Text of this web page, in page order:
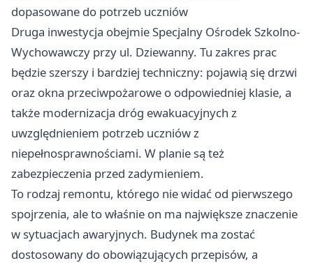
dopasowane do potrzeb uczniów
Druga inwestycja obejmie Specjalny Ośrodek Szkolno-
Wychowawczy przy ul. Dziewanny. Tu zakres prac
będzie szerszy i bardziej techniczny: pojawią się drzwi
oraz okna przeciwpożarowe o odpowiedniej klasie, a
także modernizacja dróg ewakuacyjnych z
uwzględnieniem potrzeb uczniów z
niepełnosprawnościami. W planie są też
zabezpieczenia przed zadymieniem.
To rodzaj remontu, którego nie widać od pierwszego
spojrzenia, ale to właśnie on ma największe znaczenie
w sytuacjach awaryjnych. Budynek ma zostać
dostosowany do obowiązujących przepisów, a